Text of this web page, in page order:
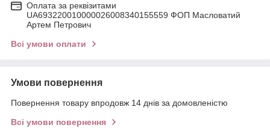
Оплата за реквізитами
UA693220010000026008340155559 ФОП Масловатий
Артем Петрович
Всі умови оплати
Умови повернення
Повернення товару впродовж 14 днів за домовленістю
Всі умови повернення